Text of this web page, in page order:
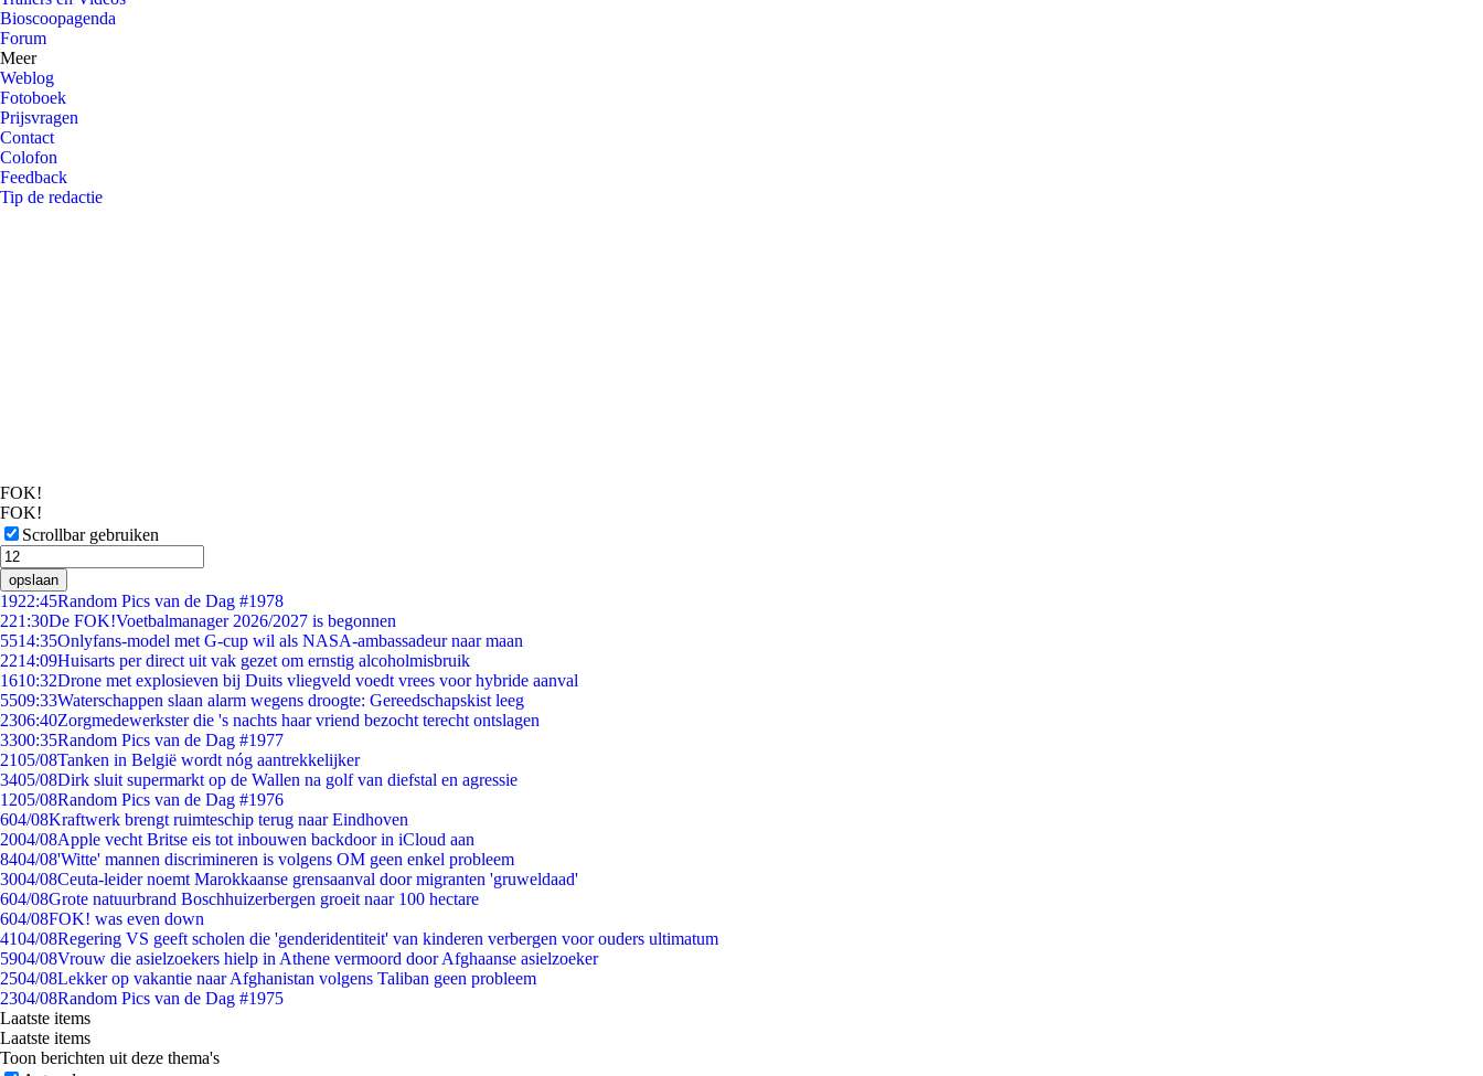
Bioscoopagenda
Forum
Meer
Weblog
Fotoboek
Prijsvragen
Contact
Colofon
Feedback
Tip de redactie
FOK!
FOK!
Scrollbar gebruiken
opslaan
1922:45Random Pics van de Dag #1978
221:30De FOK!Voetbalmanager 2026/2027 is begonnen
5514:35Onlyfans-model met G-cup wil als NASA-ambassadeur naar maan
2214:09Huisarts per direct uit vak gezet om ernstig alcoholmisbruik
1610:32Drone met explosieven bij Duits vliegveld voedt vrees voor hybride aanval
5509:33Waterschappen slaan alarm wegens droogte: Gereedschapskist leeg
2306:40Zorgmedewerkster die 's nachts haar vriend bezocht terecht ontslagen
3300:35Random Pics van de Dag #1977
2105/08Tanken in België wordt nóg aantrekkelijker
3405/08Dirk sluit supermarkt op de Wallen na golf van diefstal en agressie
1205/08Random Pics van de Dag #1976
604/08Kraftwerk brengt ruimteschip terug naar Eindhoven
2004/08Apple vecht Britse eis tot inbouwen backdoor in iCloud aan
8404/08'Witte' mannen discrimineren is volgens OM geen enkel probleem
3004/08Ceuta-leider noemt Marokkaanse grensaanval door migranten 'gruweldaad'
604/08Grote natuurbrand Boschhuizerbergen groeit naar 100 hectare
604/08FOK! was even down
4104/08Regering VS geeft scholen die 'genderidentiteit' van kinderen verbergen voor ouders ultimatum
5904/08Vrouw die asielzoekers hielp in Athene vermoord door Afghaanse asielzoeker
2504/08Lekker op vakantie naar Afghanistan volgens Taliban geen probleem
2304/08Random Pics van de Dag #1975
Laatste items
Laatste items
Toon berichten uit deze thema's